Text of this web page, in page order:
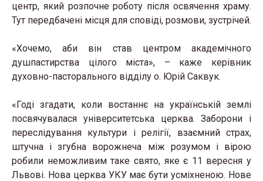
центр, який розпочне роботу після освячення храму.
Тут передбачені місця для сповіді, розмови, зустрічей.
«Хочемо, аби він став центром академічного
душпастирства цілого міста», – каже керівник
духовно-пасторального відділу о. Юрій Саквук.
«Годі згадати, коли востаннє на українській землі
посвячувалася університетська церква. Заборони і
переслідування культури і релігії, взаємний страх,
штучна і згубна ворожнеча між розумом і вірою
робили неможливим таке свято, яке є 11 вересня у
Львові. Нова церква УКУ має бути усміхненою. Нове